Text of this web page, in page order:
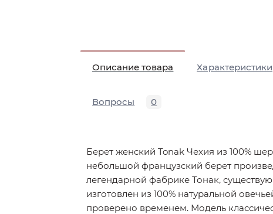
Описание товара Характеристики
Вопросы 0
Берет женский Tonak Чехия из 100%
небольшой французский берет
легендарной фабрике Тонак,
изготовлен из 100% натуральной
проверено временем. Модель